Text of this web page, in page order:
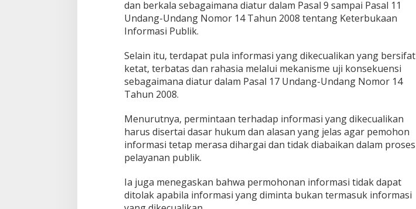
a
l
a
a
H
u
k
m
L
a
i
n
y
dan berkala sebagaimana diatur dalam Pasal 9 sampai Pasal 11
Undang-Undang Nomor 14 Tahun 2008 tentang Keterbukaan
Informasi Publik.
Selain itu, terdapat pula informasi yang dikecualikan yang bersifat
ketat, terbatas dan rahasia melalui mekanisme uji konsekuensi
sebagaimana diatur dalam Pasal 17 Undang-Undang Nomor 14
Tahun 2008.
Menurutnya, permintaan terhadap informasi yang dikecualikan
harus disertai dasar hukum dan alasan yang jelas agar pemohon
informasi tetap merasa dihargai dan tidak diabaikan dalam proses
pelayanan publik.
‎Ia juga menegaskan bahwa permohonan informasi tidak dapat
ditolak apabila informasi yang diminta bukan termasuk informasi